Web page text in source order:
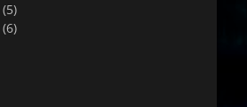
(5)
(6)